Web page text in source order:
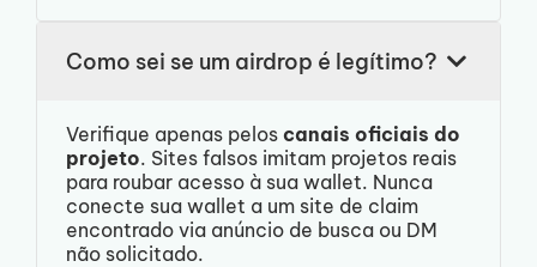
Como sei se um airdrop é legítimo?
Verifique apenas pelos canais oficiais do
projeto. Sites falsos imitam projetos reais
para roubar acesso à sua wallet. Nunca
conecte sua wallet a um site de claim
encontrado via anúncio de busca ou DM
não solicitado.